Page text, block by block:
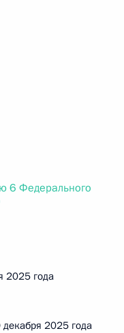
6 Федерального
года
2025 года